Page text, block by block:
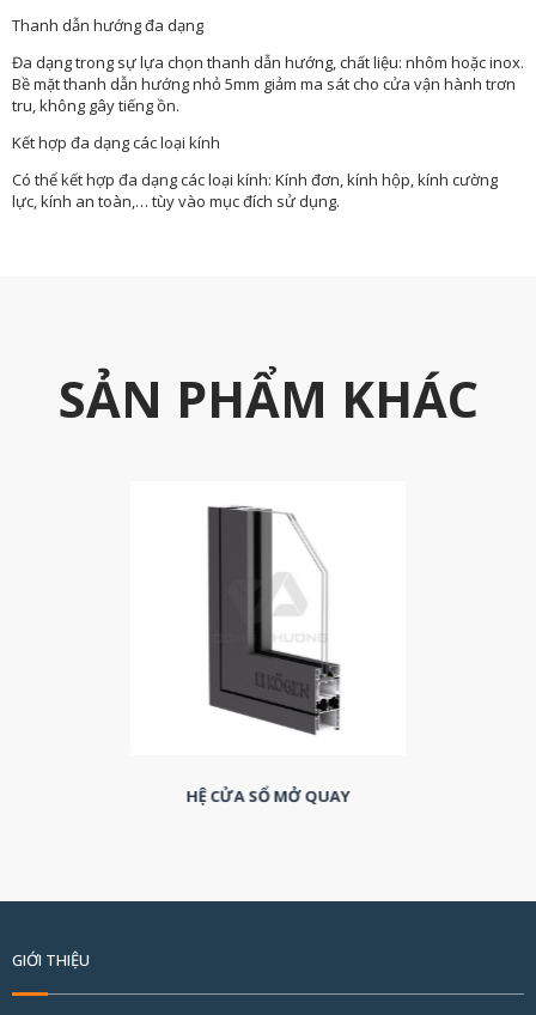
Thanh dẫn hướng đa dạng
Đa dạng trong sự lựa chọn thanh dẫn hướng, chất liệu: nhôm hoặc inox.
Bề mặt thanh dẫn hướng nhỏ 5mm giảm ma sát cho cửa vận hành trơn
tru, không gây tiếng ồn.
Kết hợp đa dạng các loại kính
Có thể kết hợp đa dạng các loại kính: Kính đơn, kính hộp, kính cường
lực, kính an toàn,… tùy vào mục đích sử dụng.
SẢN PHẨM KHÁC
HỆ CỬA SỔ MỞ QUAY
GIỚI THIỆU